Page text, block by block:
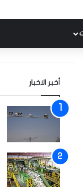
أخبر الاخبار